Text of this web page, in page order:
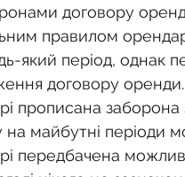
договору
правилом
який період, однак
договору оренди.
прописана
майбутні періоди
передбачена